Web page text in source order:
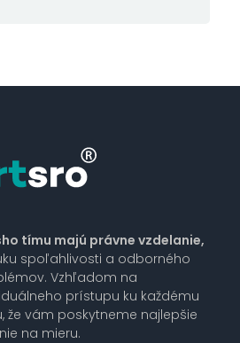
tímu majú právne vzdelanie,
spoľahlivosti a odborného
Vzhľadom na
prístupu ku každému
že vám poskytneme najlepšie
na mieru.